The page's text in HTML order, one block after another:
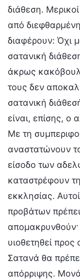
διάθεση.
από
διαφέρουν: Όχι
σατανική
άκρως
τους δεν
σατανική
είναι, επίσης, ο
Με τη
αναστατώνουν
είσοδο των
καταστρέφουν
εκκλησίας.
προβάτων
υιοθετηθεί
Σατανά θα
απόρριψης.